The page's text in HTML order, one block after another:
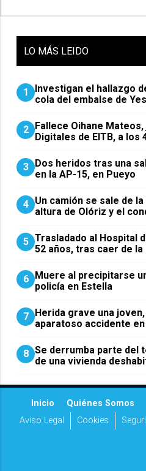
LO MÁS LEIDO
1
Investigan el hallazgo
cola del embalse de
2
Fallece Oihane
Digitales de EITB, a los
3
Dos heridos tras una
en la AP-15, en Pueyo
4 Un camión se sale de
altura de Olóriz y el
5 Trasladado al Hospital
52 años, tras caer de
6
Muere al precipitarse
policía en Estella
7
Herida grave una
aparatoso accidente
8 Se derrumba parte del
de una vivienda
Inicio Quiénes Somos
Aviso Legal
Cookies